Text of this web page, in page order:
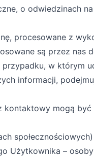
o odwiedzinach
procesowane z
są przez nas
w którym
informacji,
kontaktowy mogą
Użytkownika –